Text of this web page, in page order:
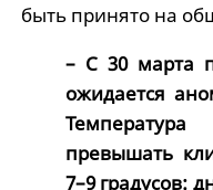
быть принято на
– С 30 марта
ожидается
превышать
7–9 градусов: